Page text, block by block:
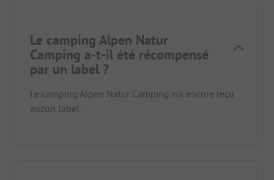
Le camping Alpen Natur
Camping a-t-il été récompensé
par un label ?
Le camping Alpen Natur Camping n'a encore reçu
aucun label.